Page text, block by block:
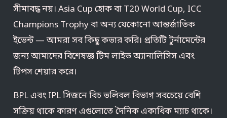
সীমাবদ্ধ নয়। Asia Cup হোক বা T20 World Cup, ICC
Champions Trophy বা অন্য যেকোনো আন্তর্জাতিক
ইভেন্ট — আমরা সব কিছু কভার করি। প্রতিটি টুর্নামেন্টের
জন্য আমাদের বিশেষজ্ঞ টিম লাইভ অ্যানালিসিস এবং
টিপস শেয়ার করে।
BPL এবং IPL সিজনে বিচ ভলিবল বিভাগ সবচেয়ে বেশি
সক্রিয় থাকে কারণ এগুলোতে দৈনিক একাধিক ম্যাচ থাকে।